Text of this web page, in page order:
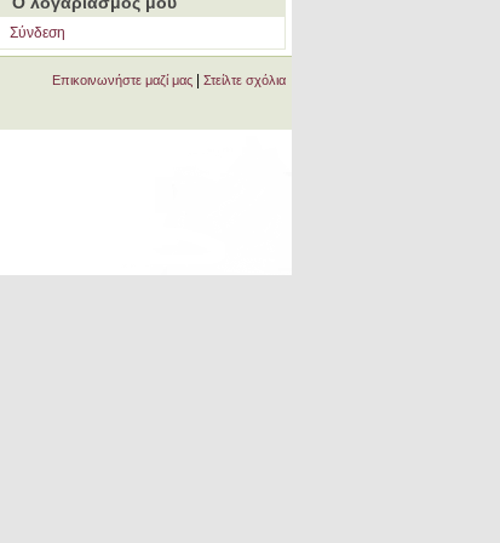
Σύνδεση
Επικοινωνήστε μαζί μας Στείλτε σχόλια